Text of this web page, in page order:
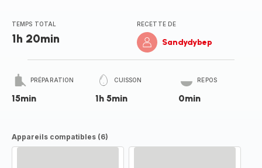
TEMPS TOTAL
1h 20min
RECETTE DE
Sandydybep
PRÉPARATION
15min
CUISSON
1h 5min
REPOS
0min
Appareils compatibles (6)